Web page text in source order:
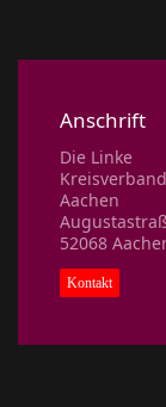
Anschrift
Die Linke
Aachen
52068
Kontakt